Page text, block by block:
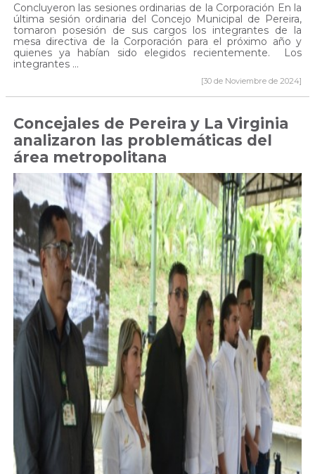
Concluyeron las sesiones ordinarias de la Corporación En la
última sesión ordinaria del Concejo Municipal de Pereira,
tomaron posesión de sus cargos los integrantes de la
mesa directiva de la Corporación para el próximo año y
quienes ya habían sido elegidos recientemente. Los
integrantes ...
[30 de Noviembre de 2024]
Concejales de Pereira y La Virginia
analizaron las problemáticas del
área metropolitana